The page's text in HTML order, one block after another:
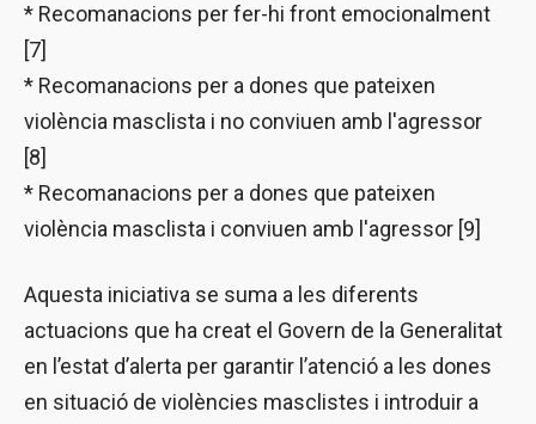
* Recomanacions per fer-hi front emocionalment
[7]
* Recomanacions per a dones que pateixen
violència masclista i no conviuen amb l'agressor
[8]
* Recomanacions per a dones que pateixen
violència masclista i conviuen amb l'agressor [9]
Aquesta iniciativa se suma a les diferents
actuacions que ha creat el Govern de la Generalitat
en l’estat d’alerta per garantir l’atenció a les dones
en situació de violències masclistes i introduir a